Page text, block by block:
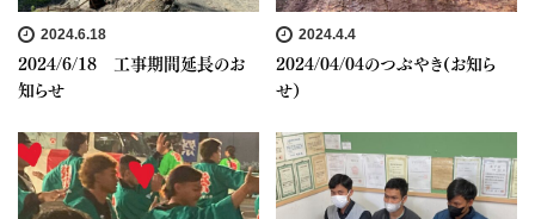
2024.6.18
2024/6/18 工事期間延長のお
知らせ
2024.4.4
2024/04/04のつぶやき(お知ら
せ）